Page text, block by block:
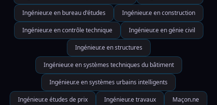
Ingénieur.e en bureau d'études Ingénieur.e en construction
Ingénieur.e en contrôle technique Ingénieur.e en génie civil
Ingénieur.e en structures
Ingénieur.e en systèmes techniques du bâtiment
Ingénieur.e en systèmes urbains intelligents
Ingénieur.e études de prix Ingénieur.e travaux Maçon.ne